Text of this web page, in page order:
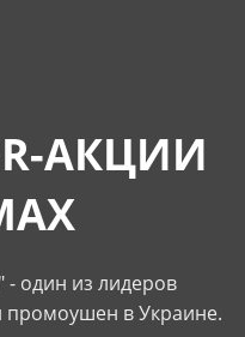
АКЦИИ
- один из лидеров
промоушен в Украине.